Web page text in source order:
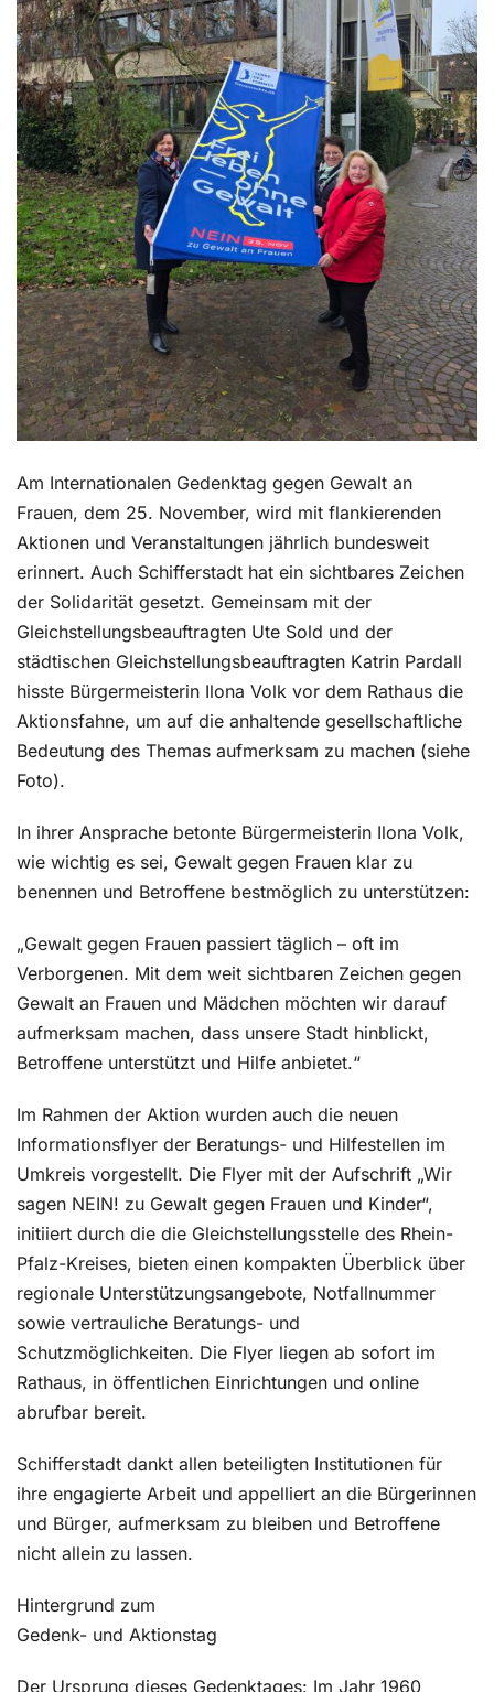
Am Internationalen Gedenktag gegen Gewalt an
Frauen, dem 25. November, wird mit flankierenden
Aktionen und Veranstaltungen jährlich bundesweit
erinnert. Auch Schifferstadt hat ein sichtbares Zeichen
der Solidarität gesetzt. Gemeinsam mit der
Gleichstellungsbeauftragten Ute Sold und der
städtischen Gleichstellungsbeauftragten Katrin Pardall
hisste Bürgermeisterin Ilona Volk vor dem Rathaus die
Aktionsfahne, um auf die anhaltende gesellschaftliche
Bedeutung des Themas aufmerksam zu machen (siehe
Foto).
In ihrer Ansprache betonte Bürgermeisterin Ilona Volk,
wie wichtig es sei, Gewalt gegen Frauen klar zu
benennen und Betroffene bestmöglich zu unterstützen:
„Gewalt gegen Frauen passiert täglich – oft im
Verborgenen. Mit dem weit sichtbaren Zeichen gegen
Gewalt an Frauen und Mädchen möchten wir darauf
aufmerksam machen, dass unsere Stadt hinblickt,
Betroffene unterstützt und Hilfe anbietet.“
Im Rahmen der Aktion wurden auch die neuen
Informationsflyer der Beratungs- und Hilfestellen im
Umkreis vorgestellt. Die Flyer mit der Aufschrift „Wir
sagen NEIN! zu Gewalt gegen Frauen und Kinder“,
initiiert durch die die Gleichstellungsstelle des Rhein-
Pfalz-Kreises, bieten einen kompakten Überblick über
regionale Unterstützungsangebote, Notfallnummer
sowie vertrauliche Beratungs- und
Schutzmöglichkeiten. Die Flyer liegen ab sofort im
Rathaus, in öffentlichen Einrichtungen und online
abrufbar bereit.
Schifferstadt dankt allen beteiligten Institutionen für
ihre engagierte Arbeit und appelliert an die Bürgerinnen
und Bürger, aufmerksam zu bleiben und Betroffene
nicht allein zu lassen.
Hintergrund zum
Gedenk- und Aktionstag
Der Ursprung dieses Gedenktages: Im Jahr 1960